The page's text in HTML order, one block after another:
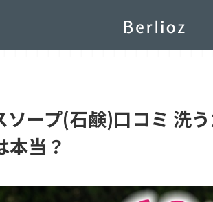
ープ(石鹸)口コミ 洗
本当？